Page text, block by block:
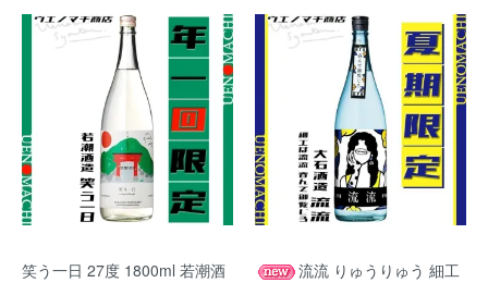
笑う一日 27度 1800ml 若潮酒
流流 りゅうりゅう 細工